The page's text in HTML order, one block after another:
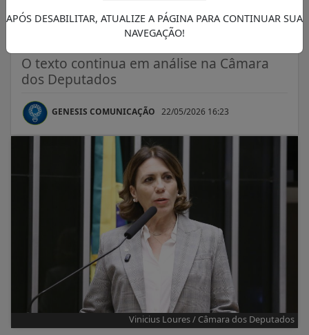
com envio gratuito de
mensagens de texto
O texto continua em análise na Câmara
dos Deputados
GENESIS COMUNICAÇÃO 22/05/2026 16:23
Vinicius Loures / Câmara dos Deputados
APÓS DESABILITAR, ATUALIZE A PÁGINA PARA CONTINUAR SUA
NAVEGAÇÃO!